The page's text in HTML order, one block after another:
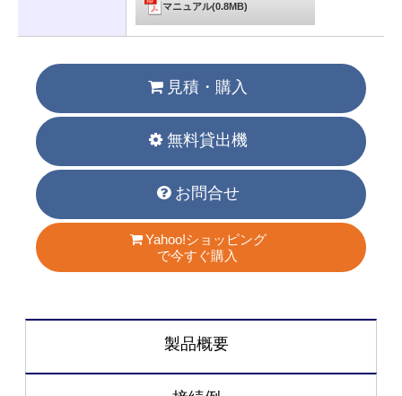
マニュアル(0.8MB)
見積・購入
無料貸出機
お問合せ
Yahoo!ショッピング
で今すぐ購入
製品概要